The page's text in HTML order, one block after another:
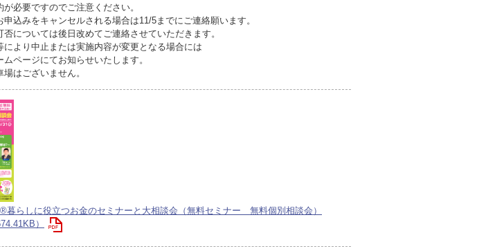
必要ですのでご注意ください。
込みをキャンセルされる場合は11/5までにご連絡願います。
については後日改めてご連絡させていただきます。
より中止または実施内容が変更となる場合には
ページにてお知らせいたします。
はございません。
暮らしに役立つお金のセミナーと大相談会（無料セミナー 無料個別相談会）
）